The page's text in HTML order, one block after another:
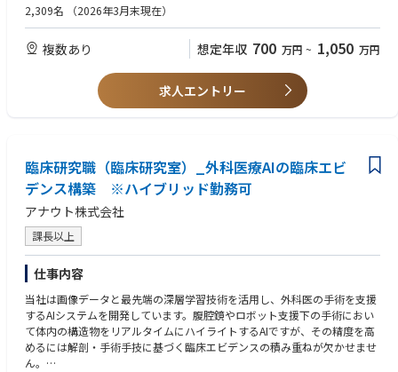
•米国または欧州での勤務経験
•EMAとの開発戦略協議または当局対応経験
•希少疾患・オーファンドラッグ領域の開発経験
•PMP等のプロジェクトマネジメント関連資格
2,309名 （2026年3月末現在）
複数あり 想定年収 700 万円 ~ 1,050 万円
求人エントリー
臨床研究職（臨床研究室）_外科医療AIの臨床エビ
デンス構築 ※ハイブリッド勤務可
アナウト株式会社
課長以上
仕事内容
当社は画像データと最先端の深層学習技術を活用し、外科医の手術を支援
するAIシステムを開発しています。腹腔鏡やロボット支援下の手術におい
て体内の構造物をリアルタイムにハイライトするAIですが、その精度を高
めるには解剖・手術手技に基づく臨床エビデンスの積み重ねが欠かせませ
ん。